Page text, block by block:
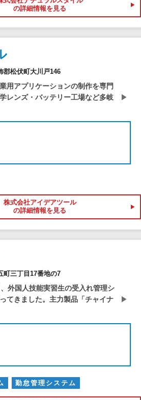
の詳細情報を見る
郡松伏町大川戸146
用アプリケーションの制作を専門
レンズ・バッテリー工場など多岐
株式会社アイデアツール
の詳細情報を見る
町三丁目17番地の7
外国人技能実習生の受入れ管理シ
てきました。主力製品「チャイナ
勤怠管理システム